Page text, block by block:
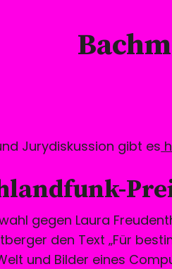
Jurydiskussion gibt es
gegen Laura
den Text „Für
und Bilder eines